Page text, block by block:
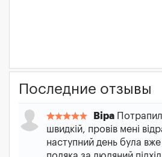
Последние отзывы
Віра
швидкій, провів мені
наступний день була